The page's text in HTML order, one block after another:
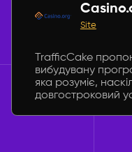
Site
TrafficCake
вибудувану
яка розуміє,
довгостроковий